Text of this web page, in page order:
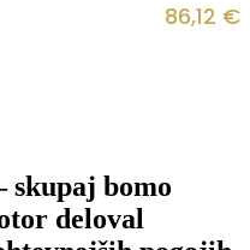
86,12 €
skupaj bomo
deloval